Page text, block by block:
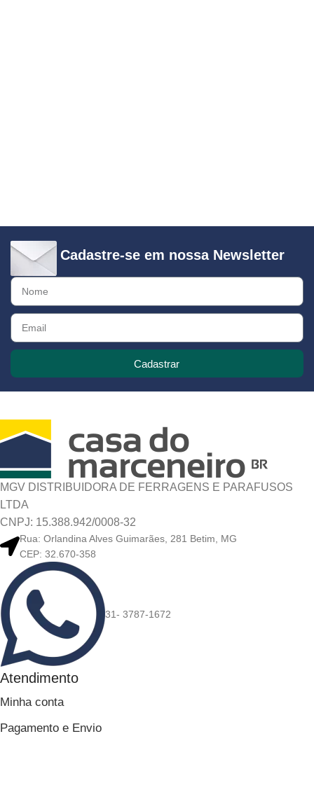
Cadastre-se em nossa Newsletter
Cadastrar
MGV DISTRIBUIDORA DE FERRAGENS E PARAFUSOS
LTDA
CNPJ: 15.388.942/0008-32
Rua: Orlandina Alves Guimarães, 281 Betim, MG
CEP: 32.670-358
31- 3787-1672
Atendimento
Minha conta
Pagamento e Envio